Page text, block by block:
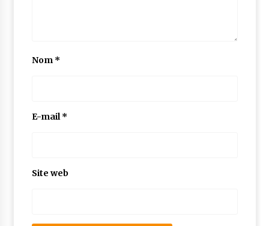
Nom *
E-mail*
Site web